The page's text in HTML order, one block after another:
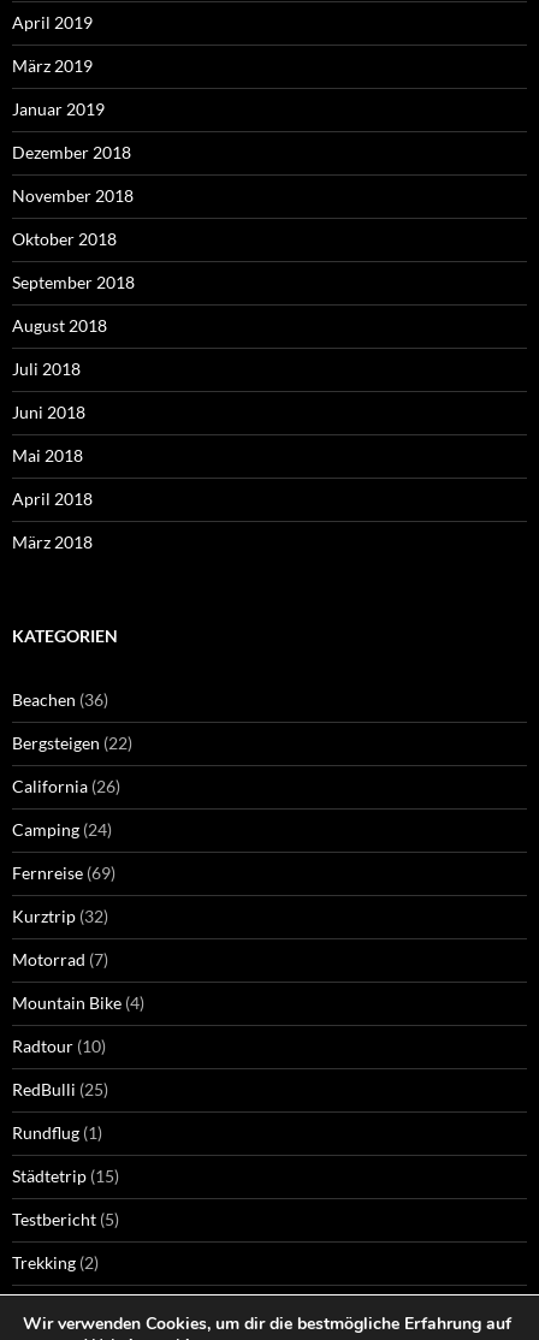
April 2019
März 2019
Januar 2019
Dezember 2018
November 2018
Oktober 2018
September 2018
August 2018
Juli 2018
Juni 2018
Mai 2018
April 2018
März 2018
KATEGORIEN
Beachen (36)
Bergsteigen (22)
California (26)
Camping (24)
Fernreise (69)
Kurztrip (32)
Motorrad (7)
Mountain Bike (4)
Radtour (10)
RedBulli (25)
Rundflug (1)
Städtetrip (15)
Testbericht (5)
Trekking (2)
Wir verwenden Cookies, um dir die bestmögliche Erfahrung auf